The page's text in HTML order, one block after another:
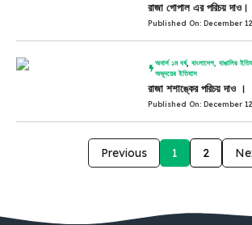
রাজা গোপাল এর পরিচয়
Published On: December
অনার্স ১ম বর্ষ,বাংলাদেশ, বাঙালির
অভূদয়ের ইতিহাস
রাজা শশাঙ্কের পরিচয় দাও ।
Published On: December
Previous 1 2